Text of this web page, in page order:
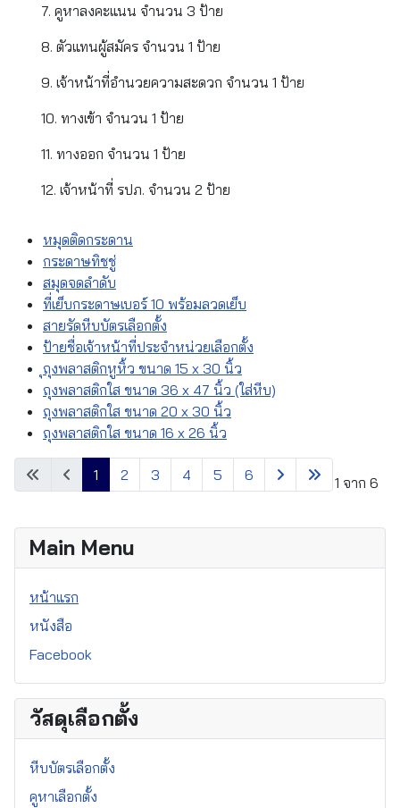
7. คูหาลงคะแนน จำนวน 3 ป้าย
8. ตัวแทนผู้สมัคร จำนวน 1 ป้าย
9. เจ้าหน้าที่อำนวยความสะดวก จำนวน 1 ป้าย
10. ทางเข้า จำนวน 1 ป้าย
11. ทางออก จำนวน 1 ป้าย
12. เจ้าหน้าที่ รปภ. จำนวน 2 ป้าย
หมุดติดกระดาน
กระดาษทิชชู่
สมุดจดลำดับ
ที่เย็บกระดาษเบอร์ 10 พร้อมลวดเย็บ
สายรัดหีบบัตรเลือกตั้ง
ป้ายชื่อเจ้าหน้าที่ประจำหน่วยเลือกตั้ง
ุถุงพลาสติกหูหิ้ว ขนาด 15 x 30 นิ้ว
ถุงพลาสติกใส ขนาด 36 x 47 นิ้ว (ใส่หีบ)
ถุงพลาสติกใส ขนาด 20 x 30 นิ้ว
ถุงพลาสติกใส ขนาด 16 x 26 นิ้ว
หน้า 1 จาก 6
1 2 3 4 5 6
Main Menu
หน้าแรก
หนังสือ
Facebook
วัสดุเลือกตั้ง
หีบบัตรเลือกตั้ง
คูหาเลือกตั้ง